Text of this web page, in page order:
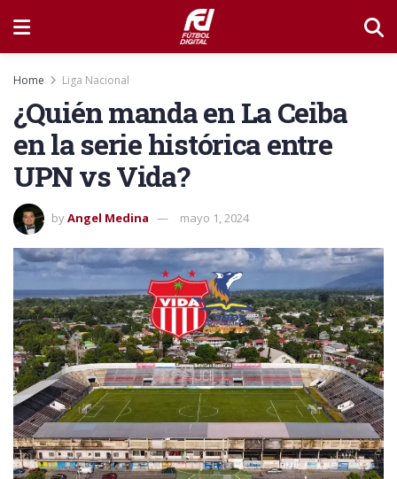
Home Liga Nacional
¿Quién manda en La Ceiba
en la serie histórica entre
UPN vs Vida?
byAngel Medina mayo 1, 2024